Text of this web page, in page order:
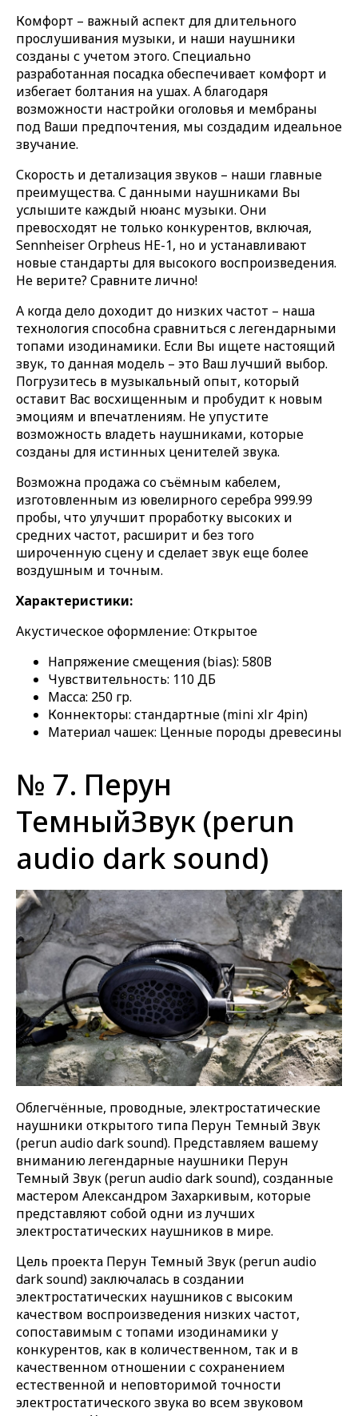
Комфорт – важный аспект для длительного
прослушивания музыки, и наши наушники
созданы с учетом этого. Специально
разработанная посадка обеспечивает комфорт и
избегает болтания на ушах. А благодаря
возможности настройки оголовья и мембраны
под Ваши предпочтения, мы создадим идеальное
звучание.
Скорость и детализация звуков – наши главные
преимущества. С данными наушниками Вы
услышите каждый нюанс музыки. Они
превосходят не только конкурентов, включая,
Sennheiser Orpheus HE-1, но и устанавливают
новые стандарты для высокого воспроизведения.
Не верите? Сравните лично!
А когда дело доходит до низких частот – наша
технология способна сравниться с легендарными
топами изодинамики. Если Вы ищете настоящий
звук, то данная модель – это Ваш лучший выбор.
Погрузитесь в музыкальный опыт, который
оставит Вас восхищенным и пробудит к новым
эмоциям и впечатлениям. Не упустите
возможность владеть наушниками, которые
созданы для истинных ценителей звука.
Возможна продажа со съёмным кабелем,
изготовленным из ювелирного серебра 999.99
пробы, что улучшит проработку высоких и
средних частот, расширит и без того
широченную сцену и сделает звук еще более
воздушным и точным.
Характеристики:
Акустическое оформление: Открытое
Напряжение смещения (bias): 580В
Чувствительность: 110 ДБ
Масса: 250 гр.
Коннекторы: стандартные (mini xlr 4pin)
Материал чашек: Ценные породы древесины
№ 7. Перун
ТемныйЗвук (perun
audio dark sound)
Облегчённые, проводные, электростатические
наушники открытого типа Перун Темный Звук
(perun audio dark sound). Представляем вашему
вниманию легендарные наушники Перун
Темный Звук (perun audio dark sound), созданные
мастером Александром Захаркивым, которые
представляют собой одни из лучших
электростатических наушников в мире.
Цель проекта Перун Темный Звук (perun audio
dark sound) заключалась в создании
электростатических наушников с высоким
качеством воспроизведения низких частот,
сопоставимым с топами изодинамики у
конкурентов, как в количественном, так и в
качественном отношении с сохранением
естественной и неповторимой точности
электростатического звука во всем звуковом